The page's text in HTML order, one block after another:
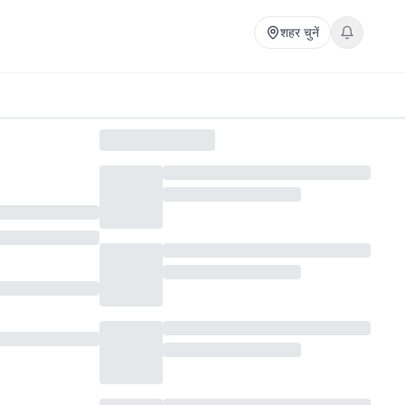
शहर चुनें